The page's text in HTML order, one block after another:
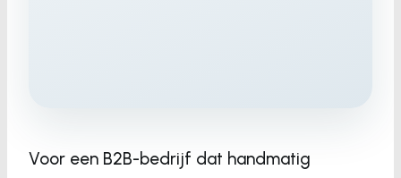
Voor een B2B-bedrijf dat handmatig